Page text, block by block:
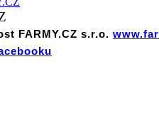
FARMY.CZ s.r.o.